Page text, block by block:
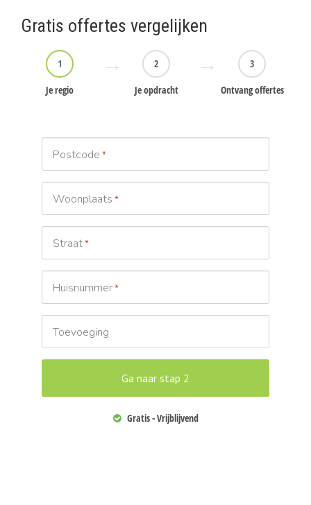
Gratis offertes vergelijken
1
Je regio
2
Je opdracht
3
Ontvang offertes
Postcode *
Woonplaats *
Straat*
Huisnummer*
Toevoeging
Gratis - Vrijblijvend